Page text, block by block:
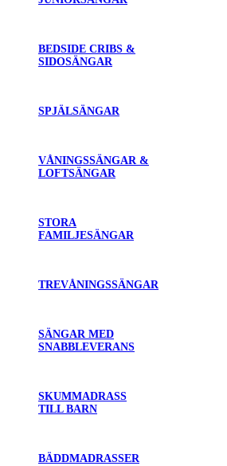
BEDSIDE CRIBS &
SIDOSÄNGAR
SPJÄLSÄNGAR
VÅNINGSSÄNGAR &
LOFTSÄNGAR
STORA
FAMILJESÄNGAR
TREVÅNINGSSÄNGAR
SÄNGAR MED
SNABBLEVERANS
SKUMMADRASS
TILL BARN
BÄDDMADRASSER